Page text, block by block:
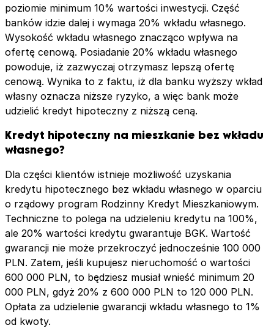
poziomie minimum 10% wartości inwestycji. Część
banków idzie dalej i wymaga 20% wkładu własnego.
Wysokość wkładu własnego znacząco wpływa na
ofertę cenową. Posiadanie 20% wkładu własnego
powoduje, iż zazwyczaj otrzymasz lepszą ofertę
cenową. Wynika to z faktu, iż dla banku wyższy wkład
własny oznacza niższe ryzyko, a więc bank może
udzielić kredyt hipoteczny z niższą ceną.
Kredyt hipoteczny na mieszkanie bez wkładu
własnego?
Dla części klientów istnieje możliwość uzyskania
kredytu hipotecznego bez wkładu własnego w oparciu
o rządowy program Rodzinny Kredyt Mieszkaniowym.
Techniczne to polega na udzieleniu kredytu na 100%,
ale 20% wartości kredytu gwarantuje BGK. Wartość
gwarancji nie może przekroczyć jednocześnie 100 000
PLN. Zatem, jeśli kupujesz nieruchomość o wartości
600 000 PLN, to będziesz musiał wnieść minimum 20
000 PLN, gdyż 20% z 600 000 PLN to 120 000 PLN.
Opłata za udzielenie gwarancji wkładu własnego to 1%
od kwoty.